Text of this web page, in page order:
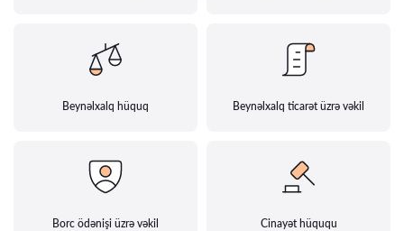
Beynəlxalq hüquq Beynəlxalq ticarət üzrə vəkil
Borc ödənişi üzrə vəkil Cinayət hüququ